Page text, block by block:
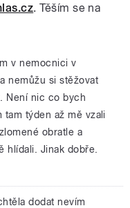
. Těším se na
v nemocnici v
nemůžu si stěžovat
Není nic co bych
tam týden až mě vzali
obratle a
hlídali. Jinak dobře.
dodat nevím